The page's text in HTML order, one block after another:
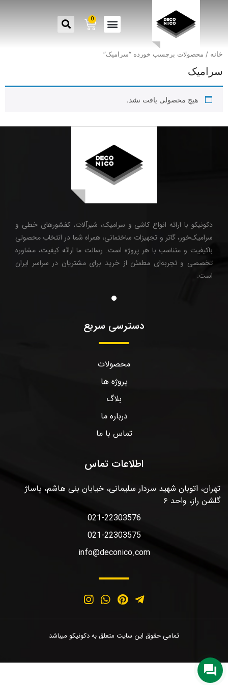
0
خانه / محصولات برچسب خورده “سرامیک”
سرامیک
هیچ محصولی یافت نشد.
دکونیکو با ارائه انواع کاشی و سرامیک، شیرآلات، کفشورهای خطی و
سرامیک‌خور، گاتر و تجهیزات ساختمانی، همراه شما در انتخاب محصولی
باکیفیت و متناسب با هر پروژه است. رسالت ما ارائه کیفیت، مشاوره
تخصصی و تجربه‌ای مطمئن از خرید برای مشتریان در سراسر ایران
است.
دسترسی سریع
محصولات
پروژه ها
بلاگ
درباره ما
تماس با ما
اطلاعات تماس
تهران، اتوبان شهید سردار سلیمانی، خیابان بنی هاشم، پاساژ
گلشن راز، واحد ۶
021-22303576
021-22303575
info@deconico.com
تمامی حقوق این سایت متعلق به دکونیکو میباشد